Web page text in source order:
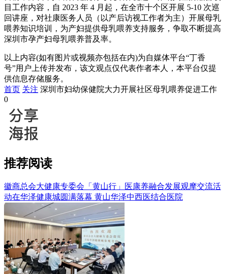
目工作内容，自 2023 年 4 月起，在全市十个区开展 5-10 次巡
回讲座，对社康医务人员（以产后访视工作者为主）开展母乳
喂养知识培训，为产妇提供母乳喂养支持服务，争取不断提高
深圳市孕产妇母乳喂养普及率。
以上内容(如有图片或视频亦包括在内)为自媒体平台“丁香
号”用户上传并发布，该文观点仅代表作者本人，本平台仅提
供信息存储服务。
首页 关注 深圳市妇幼保健院大力开展社区母乳喂养促进工作
0
推荐阅读
徽商总会大健康专委会「黄山行」医康养融合发展观摩交流活
动在华泽健康城圆满落幕 黄山华泽中西医结合医院